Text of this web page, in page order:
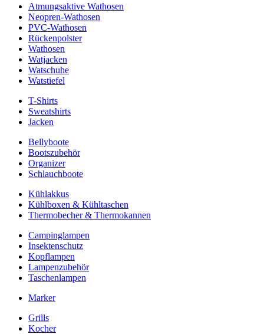
Atmungsaktive Wathosen
Neopren-Wathosen
PVC-Wathosen
Rückenpolster
Wathosen
Watjacken
Watschuhe
Watstiefel
T-Shirts
Sweatshirts
Jacken
Bellyboote
Bootszubehör
Organizer
Schlauchboote
Kühlakkus
Kühlboxen & Kühltaschen
Thermobecher & Thermokannen
Campinglampen
Insektenschutz
Kopflampen
Lampenzubehör
Taschenlampen
Marker
Grills
Kocher